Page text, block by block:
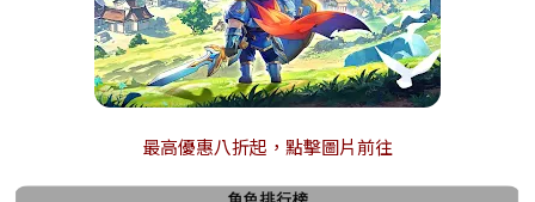
最高優惠八折起，點擊圖片前往